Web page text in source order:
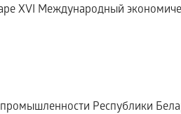
XVI Международный
Республики